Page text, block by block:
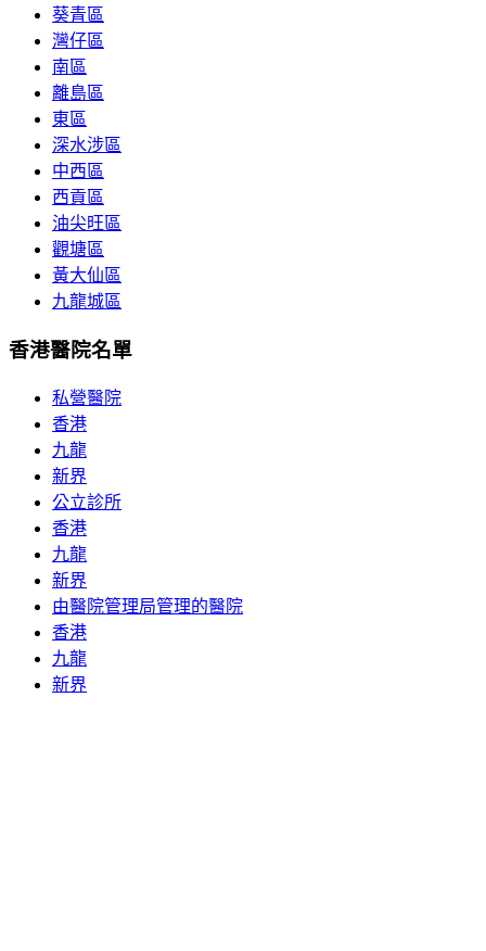
葵青區
灣仔區
南區
離島區
東區
深水涉區
中西區
西貢區
油尖旺區
觀塘區
黃大仙區
九龍城區
香港醫院名單
私營醫院
香港
九龍
新界
公立診所
香港
九龍
新界
由醫院管理局管理的醫院
香港
九龍
新界